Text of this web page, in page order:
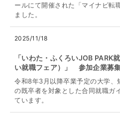
ールにて開催された「マイナビ転
ました。
2025/11/18
「いわた・ふくろいJOB PARK
い就職フェア）」 参加企業募
令和8年3月以降卒業予定の大学、
の既卒者を対象とした合同就職ガ
ています。